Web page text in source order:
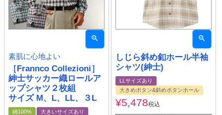
素肌に心地よい
［Frannco Collezioni］
紳士サッカー織ロールア
ップシャツ２枚組
サイズ M、L、LL、３L
綿100% 大きいサイズあり
しじら斜め釦ホール半袖
シャツ(紳士)
LLサイズあり
大きめボタン&斜めボタンホール
¥5,478税込